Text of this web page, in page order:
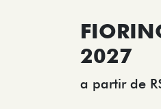
2027
a partir de